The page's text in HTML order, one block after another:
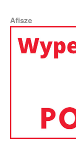
Afisze